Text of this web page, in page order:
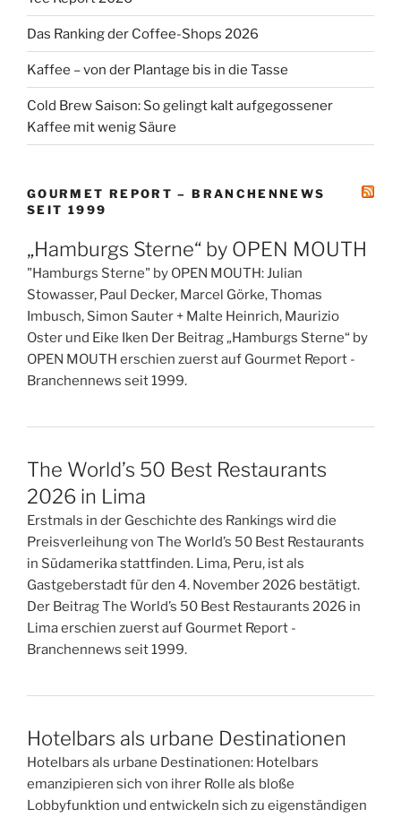
Das Ranking der Coffee-Shops 2026
Kaffee – von der Plantage bis in die Tasse
Cold Brew Saison: So gelingt kalt aufgegossener
Kaffee mit wenig Säure
GOURMET REPORT – BRANCHENNEWS
SEIT 1999
„Hamburgs Sterne“ by OPEN MOUTH
"Hamburgs Sterne" by OPEN MOUTH: Julian
Stowasser, Paul Decker, Marcel Görke, Thomas
Imbusch, Simon Sauter + Malte Heinrich, Maurizio
Oster und Eike Iken Der Beitrag „Hamburgs Sterne“ by
OPEN MOUTH erschien zuerst auf Gourmet Report -
Branchennews seit 1999.
The World’s 50 Best Restaurants
2026 in Lima
Erstmals in der Geschichte des Rankings wird die
Preisverleihung von The World’s 50 Best Restaurants
in Südamerika stattfinden. Lima, Peru, ist als
Gastgeberstadt für den 4. November 2026 bestätigt.
Der Beitrag The World’s 50 Best Restaurants 2026 in
Lima erschien zuerst auf Gourmet Report -
Branchennews seit 1999.
Hotelbars als urbane Destinationen
Hotelbars als urbane Destinationen: Hotelbars
emanzipieren sich von ihrer Rolle als bloße
Lobbyfunktion und entwickeln sich zu eigenständigen